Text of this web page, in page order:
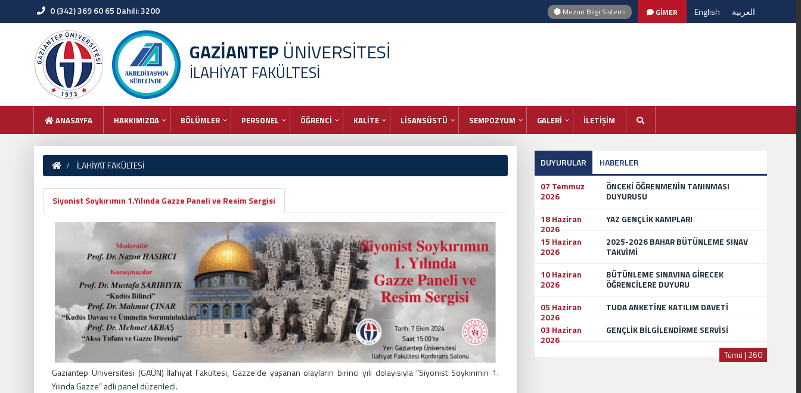
0 (342) 369 60 65 Dahili: 3200 Mezun Bilgi Sistemi GİMER English العربية
GAZİANTEP ÜNİVERSİTESİ
İLAHİYAT FAKÜLTESİ
ANASAYFA HAKKIMIZDA BÖLÜMLER PERSONEL ÖĞRENCİ KALİTE LİSANSÜSTÜ SEMPOZYUM GALERİ İLETİŞİM
İLAHİYAT FAKÜLTESİ
Siyonist Soykırımın 1.Yılında Gazze Paneli ve Resim Sergisi
Gaziantep Üniversitesi (GAÜN) İlahiyat Fakültesi, Gazze’de yaşanan olayların birinci yılı dolayısıyla “Siyonist Soykırımın 1.
Yılında Gazze” adlı panel düzenledi.
DUYURULAR HABERLER
07 Temmuz
2026
ÖNCEKİ ÖĞRENMENİN TANINMASI
DUYURUSU
18 Haziran
2026
YAZ GENÇLİK KAMPLARI
15 Haziran
2026
2025-2026 BAHAR BÜTÜNLEME SINAV
TAKVİMİ
10 Haziran
2026
BÜTÜNLEME SINAVINA GİRECEK
ÖĞRENCİLERE DUYURU
05 Haziran
2026
TUDA ANKETİNE KATILIM DAVETİ
03 Haziran
2026
GENÇLİK BİLGİLENDİRME SERVİSİ
Tümü | 260